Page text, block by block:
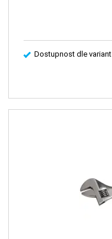
Dostupnost dle variant